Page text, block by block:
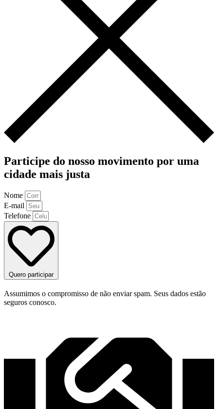
Participe do nosso movimento por uma
cidade mais justa
Nome
E-mail
Telefone
Quero participar
Assumimos o compromisso de não enviar spam. Seus dados estão
seguros conosco.